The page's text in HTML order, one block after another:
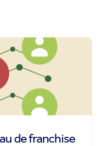
de franchise